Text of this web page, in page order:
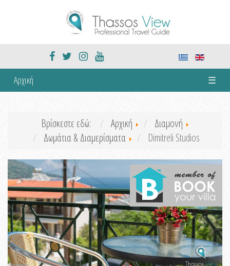
Αρχική ☰
Βρίσκεστε εδώ: Αρχική
Διαμονή
Δωμάτια & Διαμερίσματα
Dimitreli Studios